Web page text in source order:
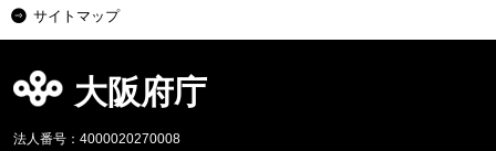
サイトマップ
大阪府庁
法人番号：4000020270008